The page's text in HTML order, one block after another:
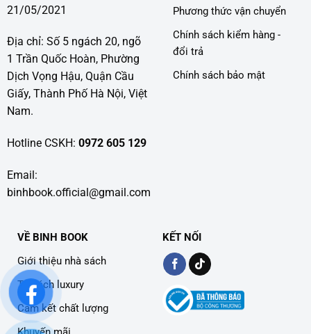
21/05/2021
Địa chỉ: Số 5 ngách 20, ngõ
1 Trần Quốc Hoàn, Phường
Dịch Vọng Hậu, Quận Cầu
Giấy, Thành Phố Hà Nội, Việt
Nam.
Hotline CSKH: 0972 605 129
Email:
binhbook.official@gmail.com
Phương thức vận chuyển
Chính sách kiểm hàng -
đổi trả
Chính sách bảo mật
VỀ BINH BOOK
Giới thiệu nhà sách
Tủ sách luxury
Cam kết chất lượng
KẾT NỐI